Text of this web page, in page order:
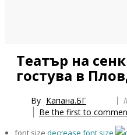
Театър на
гостува в
By Капана.БГ
Be the first to
font size decrease font size
Year
Month
Year
Month